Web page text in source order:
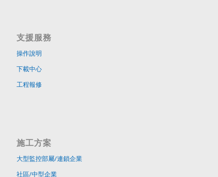
支援服務
操作說明
下載中心
工程報修
施工方案
大型監控部屬/連鎖企業
社區/中型企業